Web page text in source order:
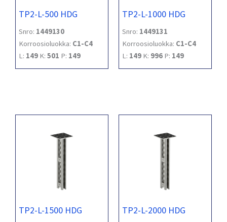
TP2-L-500 HDG
Snro: 1449130
Korroosioluokka: C1-C4
L: 149 K: 501 P: 149
TP2-L-1000 HDG
Snro: 1449131
Korroosioluokka: C1-C4
L: 149 K: 996 P: 149
TP2-L-1500 HDG TP2-L-2000 HDG